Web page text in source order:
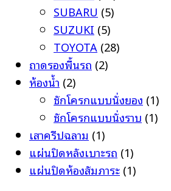
SUBARU (5)
SUZUKI (5)
TOYOTA (28)
ถาดรองพื้นรถ (2)
ห้องน้ำ (2)
ชักโครกแบบนั่งยอง (1)
ชักโครกแบบนั่งราบ (1)
เสาครีปฉลาม (1)
แผ่นปิดหลังเบาะรถ (1)
แผ่นปิดห้องสัมภาระ (1)